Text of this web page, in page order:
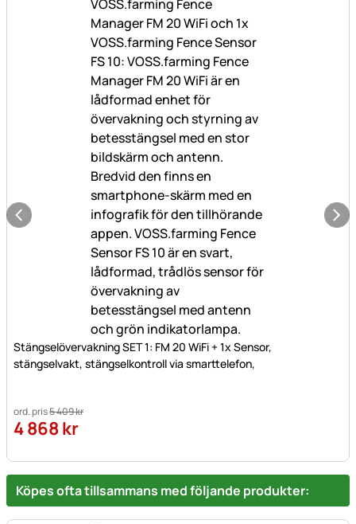
Stängselövervakning SET 1: FM 20 WiFi + 1x Sensor,
stängselvakt, stängselkontroll via smarttelefon,
ord. pris5 409kr
4 868kr
Köpes ofta tillsammans med följande produkter: